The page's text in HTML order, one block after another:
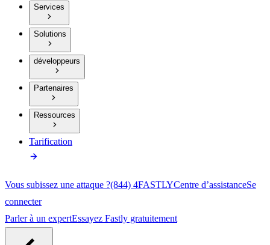
Services
Solutions
développeurs
Partenaires
Ressources
Tarification
Vous subissez une attaque ?(844) 4FASTLYCentre d’assistanceSe
connecter
Parler à un expertEssayez Fastly gratuitement